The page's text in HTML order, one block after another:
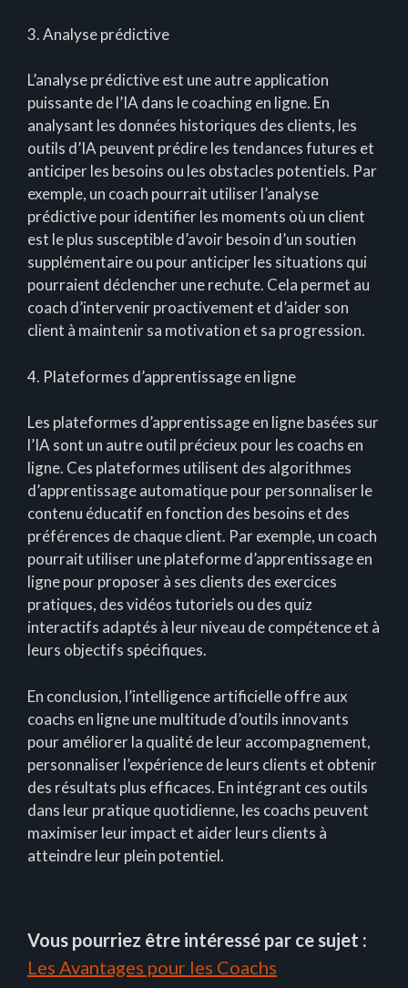
3. Analyse prédictive
L’analyse prédictive est une autre application
puissante de l’IA dans le coaching en ligne. En
analysant les données historiques des clients, les
outils d’IA peuvent prédire les tendances futures et
anticiper les besoins ou les obstacles potentiels. Par
exemple, un coach pourrait utiliser l’analyse
prédictive pour identifier les moments où un client
est le plus susceptible d’avoir besoin d’un soutien
supplémentaire ou pour anticiper les situations qui
pourraient déclencher une rechute. Cela permet au
coach d’intervenir proactivement et d’aider son
client à maintenir sa motivation et sa progression.
4. Plateformes d’apprentissage en ligne
Les plateformes d’apprentissage en ligne basées sur
l’IA sont un autre outil précieux pour les coachs en
ligne. Ces plateformes utilisent des algorithmes
d’apprentissage automatique pour personnaliser le
contenu éducatif en fonction des besoins et des
préférences de chaque client. Par exemple, un coach
pourrait utiliser une plateforme d’apprentissage en
ligne pour proposer à ses clients des exercices
pratiques, des vidéos tutoriels ou des quiz
interactifs adaptés à leur niveau de compétence et à
leurs objectifs spécifiques.
En conclusion, l’intelligence artificielle offre aux
coachs en ligne une multitude d’outils innovants
pour améliorer la qualité de leur accompagnement,
personnaliser l’expérience de leurs clients et obtenir
des résultats plus efficaces. En intégrant ces outils
dans leur pratique quotidienne, les coachs peuvent
maximiser leur impact et aider leurs clients à
atteindre leur plein potentiel.
Vous pourriez être intéressé par ce sujet :
Les Avantages pour les Coachs